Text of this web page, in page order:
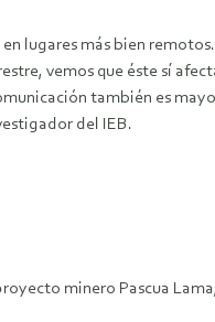
lugares más bien
vemos que éste sí
también es
del IEB.
minero Pascua